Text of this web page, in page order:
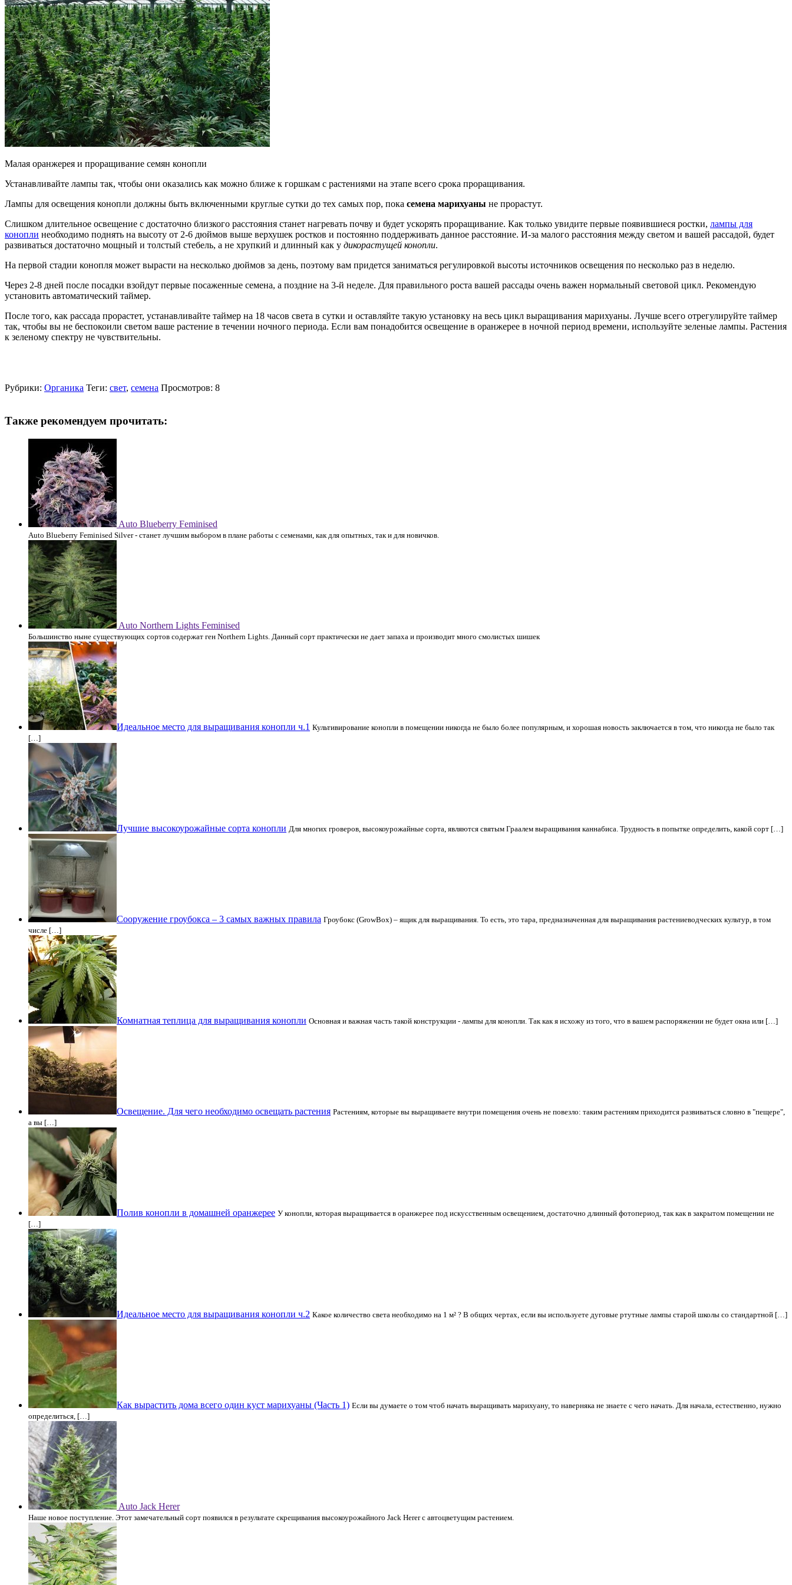
Малая оранжерея и проращивание семян конопли
Устанавливайте лампы так, чтобы они оказались как можно ближе к горшкам с растениями на этапе всего срока проращивания.
Лампы для освещения конопли должны быть включенными круглые сутки до тех самых пор, пока семена марихуаны не прорастут.
Слишком длительное освещение с достаточно близкого расстояния станет нагревать почву и будет ускорять проращивание. Как только увидите первые появившиеся ростки, лампы для
конопли необходимо поднять на высоту от 2-6 дюймов выше верхушек ростков и постоянно поддерживать данное расстояние. И-за малого расстояния между светом и вашей рассадой, будет
развиваться достаточно мощный и толстый стебель, а не хрупкий и длинный как у дикорастущей конопли.
На первой стадии конопля может вырасти на несколько дюймов за день, поэтому вам придется заниматься регулировкой высоты источников освещения по несколько раз в неделю.
Через 2-8 дней после посадки взойдут первые посаженные семена, а поздние на 3-й неделе. Для правильного роста вашей рассады очень важен нормальный световой цикл. Рекомендую
установить автоматический таймер.
После того, как рассада прорастет, устанавливайте таймер на 18 часов света в сутки и оставляйте такую установку на весь цикл выращивания марихуаны. Лучше всего отрегулируйте таймер
так, чтобы вы не беспокоили светом ваше растение в течении ночного периода. Если вам понадобится освещение в оранжерее в ночной период времени, используйте зеленые лампы. Растения
к зеленому спектру не чувствительны.
Рубрики: Органика Теги: свет, семена Просмотров: 8
Также рекомендуем прочитать:
Auto Blueberry Feminised
Auto Blueberry Feminised Silver - станет лучшим выбором в плане работы с семенами, как для опытных, так и для новичков.
Auto Northern Lights Feminised
Большинство ныне существующих сортов содержат ген Northern Lights. Данный сорт практически не дает запаха и производит много смолистых шишек
Идеальное место для выращивания конопли ч.1 Культивирование конопли в помещении никогда не было более популярным, и хорошая новость заключается в том, что никогда не было так
[…]
Лучшие высокоурожайные сорта конопли Для многих гроверов, высокоурожайные сорта, являются святым Граалем выращивания каннабиса. Трудность в попытке определить, какой сорт […]
Сооружение гроубокса – 3 самых важных правила Гроубокс (GrowBox) – ящик для выращивания. То есть, это тара, предназначенная для выращивания растениеводческих культур, в том
числе […]
Комнатная теплица для выращивания конопли Основная и важная часть такой конструкции - лампы для конопли. Так как я исхожу из того, что в вашем распоряжении не будет окна или […]
Освещение. Для чего необходимо освещать растения Растениям, которые вы выращиваете внутри помещения очень не повезло: таким растениям приходится развиваться словно в "пещере",
а вы […]
Полив конопли в домашней оранжерее У конопли, которая выращивается в оранжерее под искусственным освещением, достаточно длинный фотопериод, так как в закрытом помещении не
[…]
Идеальное место для выращивания конопли ч.2 Какое количество света необходимо на 1 м² ? В общих чертах, если вы используете дуговые ртутные лампы старой школы со стандартной […]
Как вырастить дома всего один куст марихуаны (Часть 1) Если вы думаете о том чтоб начать выращивать марихуану, то наверняка не знаете с чего начать. Для начала, естественно, нужно
определиться, […]
Auto Jack Herer
Наше новое поступление. Этот замечательный сорт появился в результате скрещивания высокоурожайного Jack Herer с автоцветущим растением.